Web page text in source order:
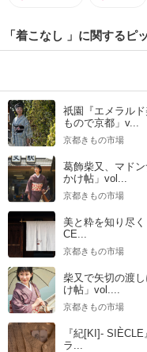
「着こなし 」に関するピ
祇園『エメラル
もので京都」v...
京都きもの市場
葛飾柴又、マド
かけ帖」vol...
京都きもの市場
美と粋を知り尽
CE...
京都きもの市場
柴又で矢切の渡
け帖」vol....
京都きもの市場
『紀[KI]-
ラ...